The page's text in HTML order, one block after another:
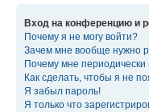
Вход на конференцию и
Почему я не могу войти?
Зачем мне вообще нужно
Почему мне
Как сделать, чтобы я не
Я забыл пароль!
Я только что